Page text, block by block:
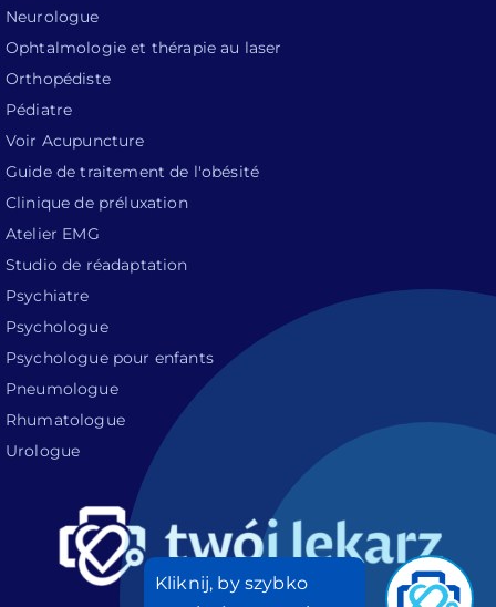
Neurologue
Ophtalmologie et thérapie au laser
Orthopédiste
Pédiatre
Voir Acupuncture
Guide de traitement de l'obésité
Clinique de préluxation
Atelier EMG
Studio de réadaptation
Psychiatre
Psychologue
Psychologue pour enfants
Pneumologue
Rhumatologue
Urologue